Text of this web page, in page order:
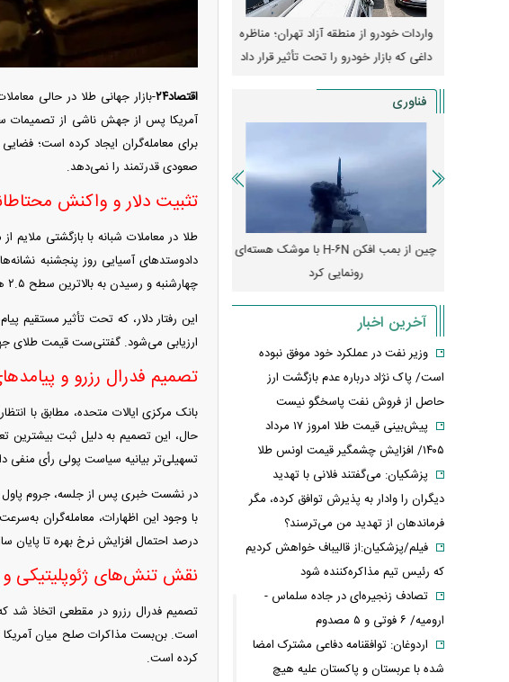
اقتصاد۲۴
-بازار جهانی طلا در حالی
آمریکا پس از جهش ناشی از تصمیمات
برای معامله‌گران ایجاد کرده است؛
صعودی قدرتمند را نمی‌دهد.
تثبیت دلار و واکنش
دادوستدهای آسیایی روز پنجشنبه
چهارشنبه و رسیدن به بالاترین سطح ۲.۵ هفته اخیر، وارد فاز تثبیت شد.
این رفتار دلار، که تحت تأثیر مستقیم
ارزیابی می‌شود. گفتنی‌ست قیمت طلای جهانی در لحظه تنظیم این
تصمیم فدرال رزرو و
تسهیلی‌تر بیانیه سیاست پولی رأی منفی
در نشست خبری پس از جلسه، جروم پاول
درصد احتمال افزایش نرخ بهره تا
نقش تنش‌های ژئوپلیتیکی و
تصمیم فدرال رزرو در مقطعی اتخاذ شد
است. بن‌بست مذاکرات صلح میان آمریکا و
کرده است.
واردات خودرو از منطقه آزاد تهران؛ مناظره
داغی که بازار خودرو را تحت تأثیر قرار داد
قیمت خودرو وارد فاز جدید شد/ اولین
واکنش بازار به تحولات سیاسی + جدول
فناوری
چین از بمب افکن H-۶N با موشک هسته‌ای
رونمایی کرد
پهپاد رهگیر یا موشک پدافند؛ قدرت تهدید
کدامیک بیشتر است؟
آخرین اخبار
وزیر نفت در عملکرد خود موفق نبوده
است/ پاک نژاد درباره عدم بازگشت ارز
حاصل از فروش نفت پاسخگو نیست
پیش‌بینی قیمت طلا امروز ۱۷ مرداد
۱۴۰۵/ افزایش چشمگیر قیمت اونس طلا
پزشکیان: می‌گفتند فلانی با تهدید
دیگران را وادار به پذیرش توافق کرده، مگر
فرماندهان از تهدید من می‌ترسند؟
فیلم/پزشکیان:از قالیباف خواهش کردیم
که رئیس تیم مذاکره‌کننده شود
تصادف زنجیره‌ای در جاده سلماس -
ارومیه/ ۶ فوتی و ۵ مصدوم
اردوغان: توافقنامه دفاعی مشترک امضا
شده با عربستان و پاکستان علیه هیچ